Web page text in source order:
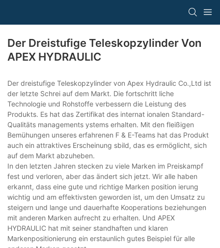
Der Dreistufige Teleskopzylinder Von
APEX HYDRAULIC
Der dreistufige Teleskopzylinder von Apex Hydraulic Co.,Ltd ist
der letzte Schrei auf dem Markt. Die fortschritt liche
Technologie und Rohstoffe verbessern die Leistung des
Produkts. Es hat das Zertifikat des internat ionalen Standard-
Qualitäts managements ystems erhalten. Mit den fleißigen
Bemühungen unseres erfahrenen F & E-Teams hat das Produkt
auch ein attraktives Erscheinung sbild, das es ermöglicht, sich
auf dem Markt abzuheben.
In den letzten Jahren stecken zu viele Marken im Preiskampf
fest und verloren, aber das ändert sich jetzt. Wir alle haben
erkannt, dass eine gute und richtige Marken position ierung
wichtig und am effektivsten geworden ist, um den Umsatz zu
steigern und lange und dauerhafte Kooperations beziehungen
mit anderen Marken aufrecht zu erhalten. Und APEX
HYDRAULIC hat mit seiner standhaften und klaren
Markenpositionierung ein erstaunlich gutes Beispiel für alle